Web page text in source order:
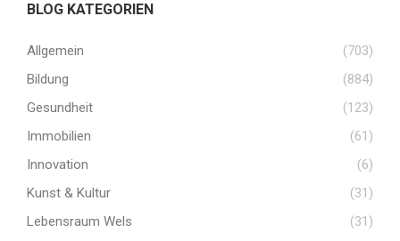
BLOG KATEGORIEN
Allgemein
(703)
Bildung
(884)
Gesundheit
(123)
Immobilien
(61)
Innovation
(6)
Kunst & Kultur
(31)
Lebensraum Wels
(31)